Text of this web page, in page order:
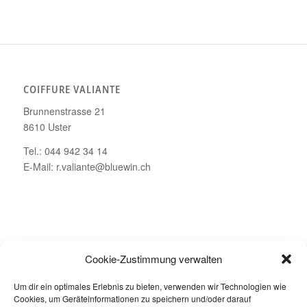
Cookie-Zustimmung verwalten
Um dir ein optimales Erlebnis zu bieten, verwenden wir Technologien wie
Cookies, um Geräteinformationen zu speichern und/oder darauf
COIFFURE VALIANTE
Brunnenstrasse 21
8610 Uster
Tel.: 044 942 34 14
E-Mail: r.valiante@bluewin.ch
Dienstag bis Freitag: 08.00 – 19.00 Uhr